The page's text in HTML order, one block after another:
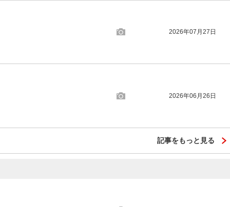
2026年07月27日
2026年06月26日
記事をもっと見る